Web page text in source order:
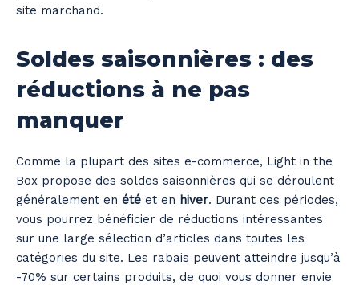
site marchand.
Soldes saisonnières : des
réductions à ne pas
manquer
Comme la plupart des sites e-commerce, Light in the
Box propose des soldes saisonnières qui se déroulent
généralement en été et en hiver. Durant ces périodes,
vous pourrez bénéficier de réductions intéressantes
sur une large sélection d’articles dans toutes les
catégories du site. Les rabais peuvent atteindre jusqu’à
-70% sur certains produits, de quoi vous donner envie